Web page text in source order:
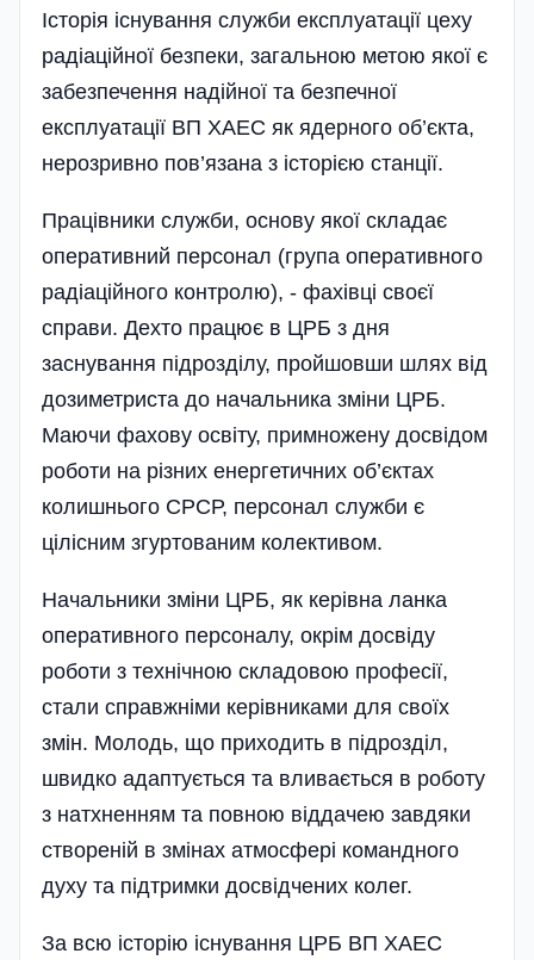
Історія існування служби експлуатації цеху
радіаційної безпеки, загальною метою якої є
забезпечення надійної та безпечної
експлуатації ВП ХАЕС як ядерного об’єкта,
нерозривно пов’язана з історією станції.
Працівники служби, основу якої складає
оперативний персонал (група оперативного
радіаційного контролю), - фахівці своєї
справи. Дехто працює в ЦРБ з дня
заснування підрозділу, пройшовши шлях від
дозиметриста до начальника зміни ЦРБ.
Маючи фахову освіту, примножену досвідом
роботи на різних енергетичних об’єктах
колишнього СРСР, персонал служби є
цілісним згуртованим колективом.
Начальники зміни ЦРБ, як керівна ланка
оперативного персоналу, окрім досвіду
роботи з технічною складовою професії,
стали справжніми керівниками для своїх
змін. Молодь, що приходить в підрозділ,
швидко адаптується та вливається в роботу
з натхненням та повною віддачею завдяки
створеній в змінах атмосфері командного
духу та підтримки досвідчених колег.
За всю історію існування ЦРБ ВП ХАЕС